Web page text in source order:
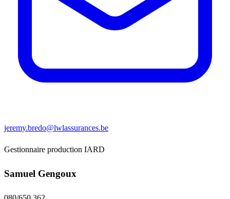
jeremy.bredo@lwlassurances.be
Gestionnaire production IARD
Samuel Gengoux